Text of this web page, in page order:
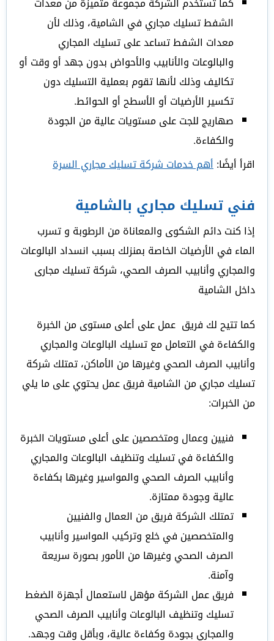
الشفط تسليك مجاري في الشامية، وذلك لأن
معدات الشفط تساعد على تسليك المجاري
والبالوعات والأنابيب والأحواض بدون جهد أو وقت أو
تكاليف وذلك لأنها تقوم بعملية التسليك دون
تكسير الأرضيات أو الأسطح أو الحوائط.
صهاريج للجت على مستويات عالية من الجودة
والكفاءة.
اقرأ أيضًا:أهم خدمات شركة تسليك مجاري السرة
فني تسليك مجاري بالشامية
إذا كنت دائم الشكوى والمعاناة من الرطوبة و تسرب
الماء في الأرضيات الخاصة بمنزلك بسبب انسداد البالوعات
والمجاري وأنابيب الصرف الصحي، شركة تسليك مجارى
داخل الشامية
كما تتيح لك فريق عمل على أعلى مستوى من الخبرة
والكفاءة في التعامل مع تسليك البالوعات والمجاري
وأنابيب الصرف الصحي وغيرها من الأماكن، تمتلك شركة
تسليك مجاري من الشامية فريق عمل يحتوي على ما يلي
من الخبرات:
فنيين وعمال ومتخصصين على أعلى مستويات الخبرة
والكفاءة في تسليك وتنظيف البالوعات والمجاري
وأنابيب الصرف الصحي والمواسير وغيرها بكفاءة
عالية وجودة ممتازة.
تمتلك الشركة فريق من العمال والفنيين
والمتخصصين في خلع وتركيب المواسير وأنابيب
الصرف الصحي وغيرها من الأمور بصورة سريعة
وآمنة.
فريق عمل الشركة مؤهل لاستعمال أجهزة الضغط
تسليك وتنظيف البالوعات وأنابيب الصرف الصحي
والمجاري بجودة وكفاءة عالية، وبأقل وقت وجهد.